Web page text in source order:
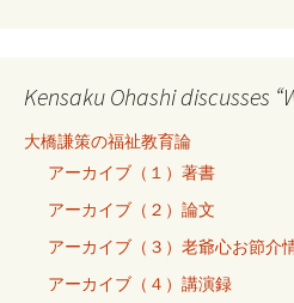
Kensaku Ohashi discusses
大橋謙策の福祉教育論
アーカイブ（１）著書
アーカイブ（２）論文
アーカイブ（３）老爺心お節介
アーカイブ（４）講演録